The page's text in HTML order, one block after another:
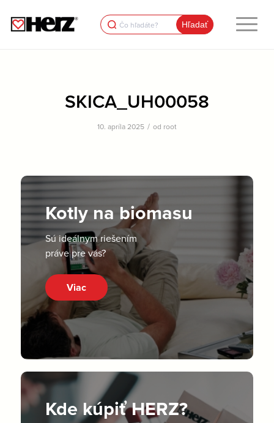
Search
for:
SKICA_UH00058
10. apríla 2025 / od root
Kotly na biomasu
Sú ideálnym riešením
práve pre vás?
Viac
Kde kúpiť HERZ?